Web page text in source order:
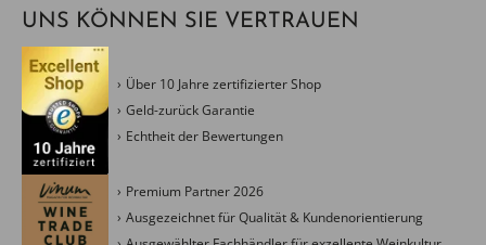
UNS KÖNNEN SIE VERTRAUEN
Über 10 Jahre zertifizierter Shop
Geld-zurück Garantie
Echtheit der Bewertungen
Premium Partner 2026
Ausgezeichnet für Qualität & Kundenorientierung